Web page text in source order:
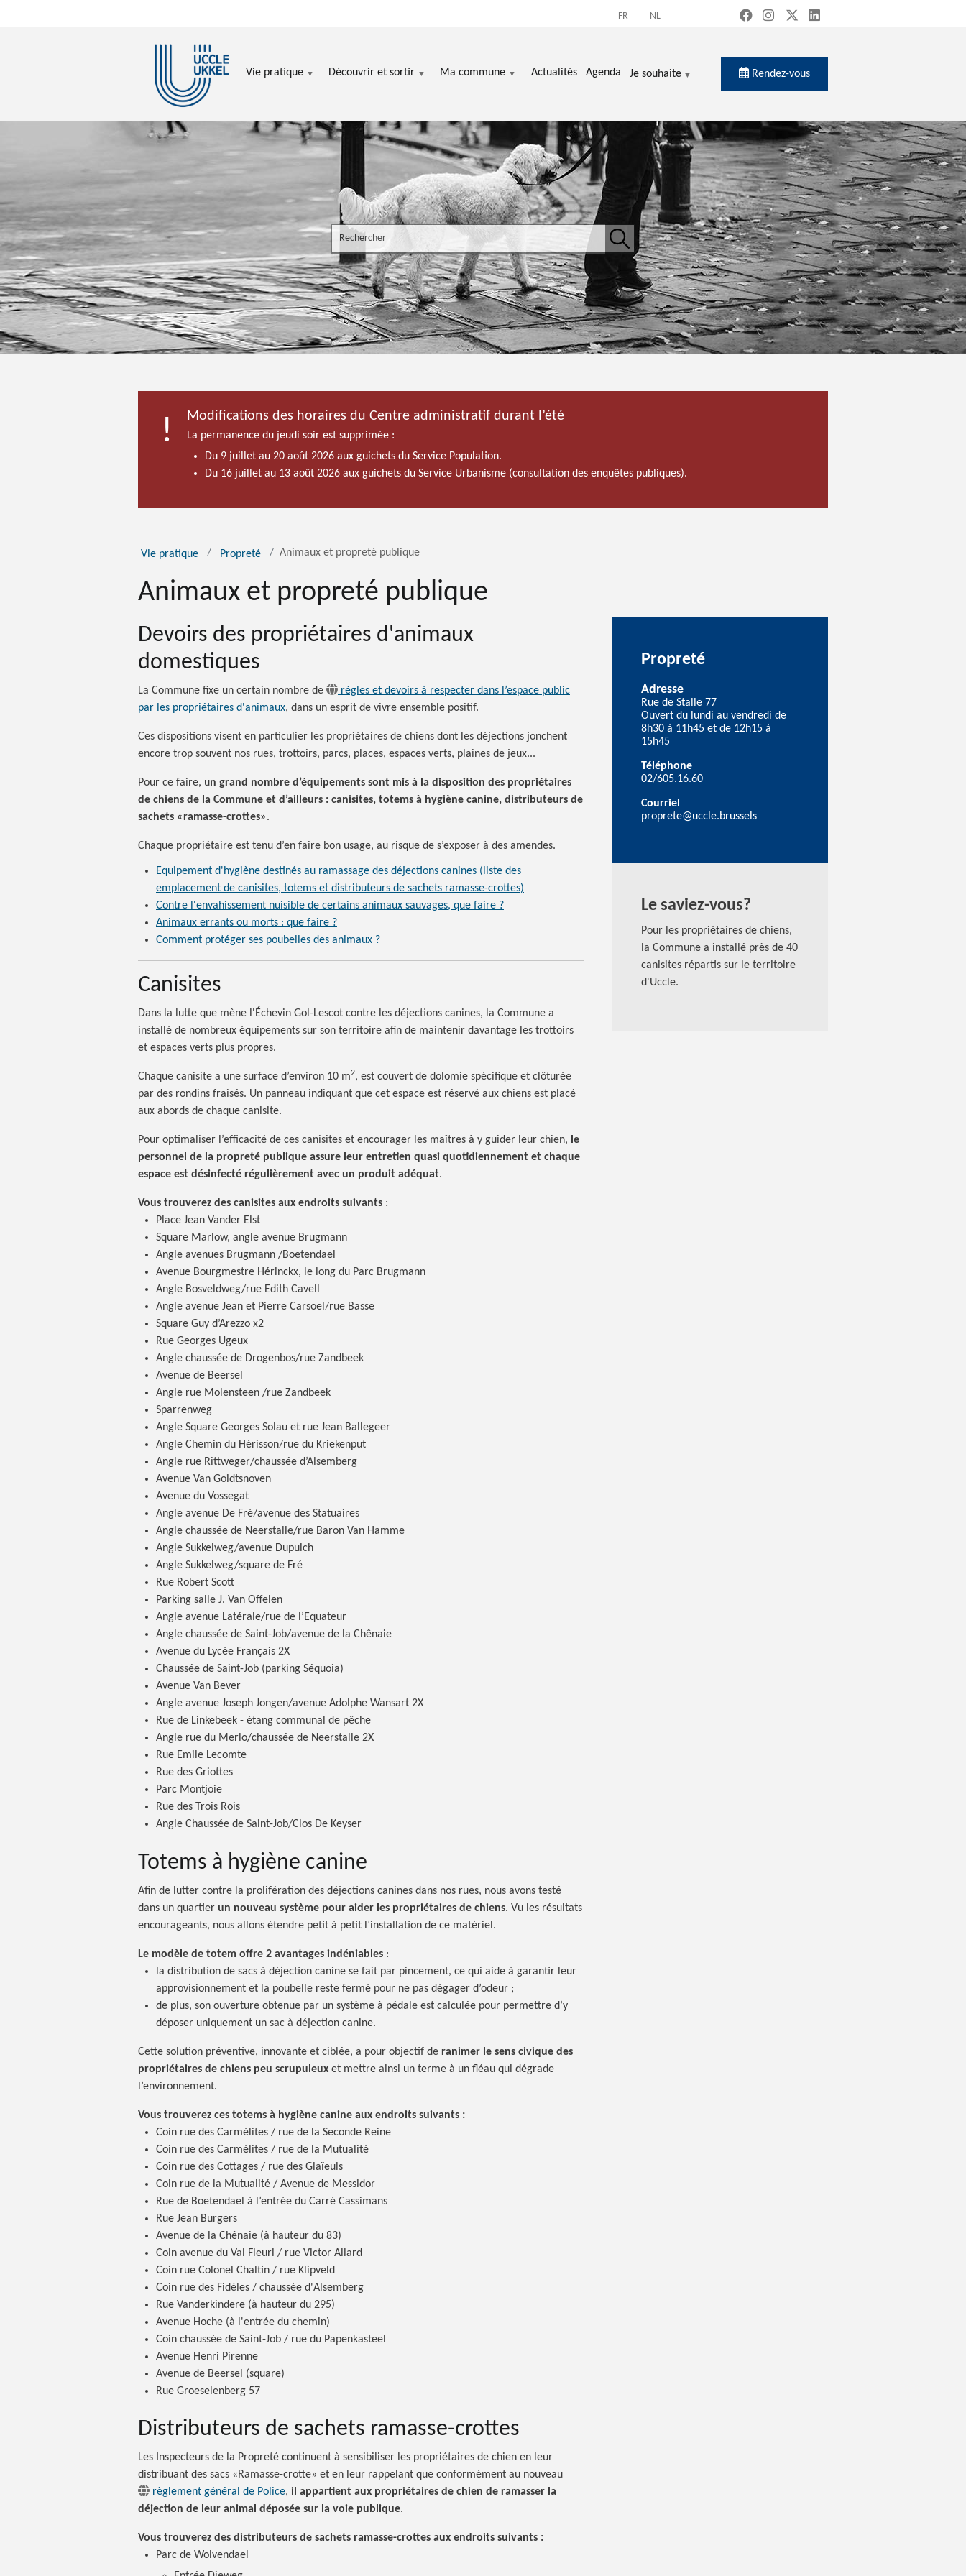
FR NL
Vie pratique Découvrir et sortir Ma commune Actualités Agenda Je souhaite Rendez-vous
Search the site
Rechercher
Modifications des horaires du Centre administratif durant l’été
La permanence du jeudi soir est supprimée :
Du 9 juillet au 20 août 2026 aux guichets du Service Population.
Du 16 juillet au 13 août 2026 aux guichets du Service Urbanisme (consultation des enquêtes publiques).
Vie pratique Propreté Animaux et propreté publique
Animaux et propreté publique
Devoirs des propriétaires d'animaux
domestiques
La Commune fixe un certain nombre de
règles et devoirs à respecter dans l’espace public
par les propriétaires d'animaux, dans un esprit de vivre ensemble positif.
Ces dispositions visent en particulier les propriétaires de chiens dont les déjections jonchent
encore trop souvent nos rues, trottoirs, parcs, places, espaces verts, plaines de jeux...
Pour ce faire, un grand nombre d’équipements sont mis à la disposition des propriétaires
de chiens de la Commune et d’ailleurs : canisites, totems à hygiène canine, distributeurs de
sachets «ramasse-crottes».
Chaque propriétaire est tenu d’en faire bon usage, au risque de s’exposer à des amendes.
Equipement d'hygiène destinés au ramassage des déjections canines (liste des
emplacement de canisites, totems et distributeurs de sachets ramasse-crottes)
Contre l'envahissement nuisible de certains animaux sauvages, que faire ?
Animaux errants ou morts : que faire ?
Comment protéger ses poubelles des animaux ?
Canisites
Dans la lutte que mène l'Échevin Gol-Lescot contre les déjections canines, la Commune a
installé de nombreux équipements sur son territoire afin de maintenir davantage les trottoirs
et espaces verts plus propres.
Chaque canisite a une surface d’environ 10 m2, est couvert de dolomie spécifique et clôturée
par des rondins fraisés. Un panneau indiquant que cet espace est réservé aux chiens est placé
aux abords de chaque canisite.
Pour optimaliser l’efficacité de ces canisites et encourager les maîtres à y guider leur chien, le
personnel de la propreté publique assure leur entretien quasi quotidiennement et chaque
espace est désinfecté régulièrement avec un produit adéquat.
Vous trouverez des canisites aux endroits suivants :
Place Jean Vander Elst
Square Marlow, angle avenue Brugmann
Angle avenues Brugmann /Boetendael
Avenue Bourgmestre Hérinckx, le long du Parc Brugmann
Angle Bosveldweg/rue Edith Cavell
Angle avenue Jean et Pierre Carsoel/rue Basse
Square Guy d’Arezzo x2
Rue Georges Ugeux
Angle chaussée de Drogenbos/rue Zandbeek
Avenue de Beersel
Angle rue Molensteen /rue Zandbeek
Sparrenweg
Angle Square Georges Solau et rue Jean Ballegeer
Angle Chemin du Hérisson/rue du Kriekenput
Angle rue Rittweger/chaussée d’Alsemberg
Avenue Van Goidtsnoven
Avenue du Vossegat
Angle avenue De Fré/avenue des Statuaires
Angle chaussée de Neerstalle/rue Baron Van Hamme
Angle Sukkelweg/avenue Dupuich
Angle Sukkelweg/square de Fré
Rue Robert Scott
Parking salle J. Van Offelen
Angle avenue Latérale/rue de l’Equateur
Angle chaussée de Saint-Job/avenue de la Chênaie
Avenue du Lycée Français 2X
Chaussée de Saint-Job (parking Séquoia)
Avenue Van Bever
Angle avenue Joseph Jongen/avenue Adolphe Wansart 2X
Rue de Linkebeek - étang communal de pêche
Angle rue du Merlo/chaussée de Neerstalle 2X
Rue Emile Lecomte
Rue des Griottes
Parc Montjoie
Rue des Trois Rois
Angle Chaussée de Saint-Job/Clos De Keyser
Totems à hygiène canine
Afin de lutter contre la prolifération des déjections canines dans nos rues, nous avons testé
dans un quartier un nouveau système pour aider les propriétaires de chiens. Vu les résultats
encourageants, nous allons étendre petit à petit l’installation de ce matériel.
Le modèle de totem offre 2 avantages indéniables :
la distribution de sacs à déjection canine se fait par pincement, ce qui aide à garantir leur
approvisionnement et la poubelle reste fermé pour ne pas dégager d’odeur ;
de plus, son ouverture obtenue par un système à pédale est calculée pour permettre d’y
déposer uniquement un sac à déjection canine.
Cette solution préventive, innovante et ciblée, a pour objectif de ranimer le sens civique des
propriétaires de chiens peu scrupuleux et mettre ainsi un terme à un fléau qui dégrade
l’environnement.
Vous trouverez ces totems à hygiène canine aux endroits suivants :
Coin rue des Carmélites / rue de la Seconde Reine
Coin rue des Carmélites / rue de la Mutualité
Coin rue des Cottages / rue des Glaïeuls
Coin rue de la Mutualité / Avenue de Messidor
Rue de Boetendael à l’entrée du Carré Cassimans
Rue Jean Burgers
Avenue de la Chênaie (à hauteur du 83)
Coin avenue du Val Fleuri / rue Victor Allard
Coin rue Colonel Chaltin / rue Klipveld
Coin rue des Fidèles / chaussée d'Alsemberg
Rue Vanderkindere (à hauteur du 295)
Avenue Hoche (à l'entrée du chemin)
Coin chaussée de Saint-Job / rue du Papenkasteel
Avenue Henri Pirenne
Avenue de Beersel (square)
Rue Groeselenberg 57
Distributeurs de sachets ramasse-crottes
Les Inspecteurs de la Propreté continuent à sensibiliser les propriétaires de chien en leur
distribuant des sacs «Ramasse-crotte» et en leur rappelant que conformément au nouveau
règlement général de Police, il appartient aux propriétaires de chien de ramasser la
déjection de leur animal déposée sur la voie publique.
Vous trouverez des distributeurs de sachets ramasse-crottes aux endroits suivants :
Parc de Wolvendael
Propreté
Adresse
Rue de Stalle 77
Ouvert du lundi au vendredi de
8h30 à 11h45 et de 12h15 à
15h45
Téléphone
02/605.16.60
Courriel
proprete@uccle.brussels
Le saviez-vous?
Pour les propriétaires de chiens,
la Commune a installé près de 40
canisites répartis sur le territoire
d'Uccle.